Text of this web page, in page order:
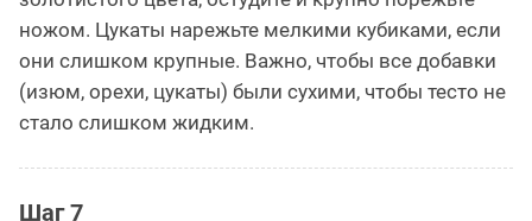
ножом. Цукаты нарежьте мелкими кубиками, если
они слишком крупные. Важно, чтобы все добавки
(изюм, орехи, цукаты) были сухими, чтобы тесто не
стало слишком жидким.
Шаг 7